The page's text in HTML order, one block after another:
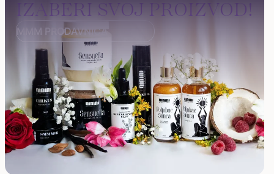
IZABERI SVOJ PROIZVOD!
MMM PRODAVNICA